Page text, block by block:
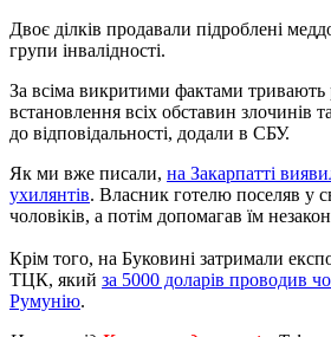
Двоє ділків продавали підроблені
групи інвалідності.
За всіма викритими фактами тривають
встановлення всіх обставин злочинів
до відповідальності, додали в СБУ.
Як ми вже писали, на Закарпатті
ухилянтів. Власник готелю поселяв у
чоловіків, а потім допомагав їм
Крім того, на Буковині затримали
ТЦК, який за 5000 доларів проводив
Румунію.